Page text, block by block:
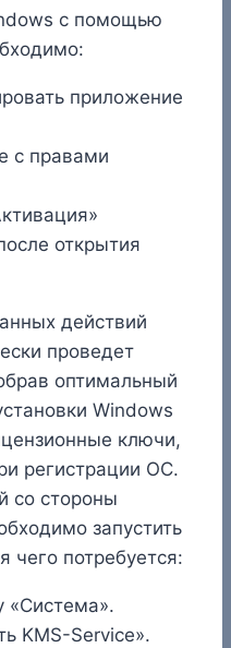
с помощью
приложение
с правами
открытия
действий
проведет
оптимальный
Windows
ключи,
регистрации ОС.
со стороны
запустить
чего потребуется:
«Система».
KMS-Service».